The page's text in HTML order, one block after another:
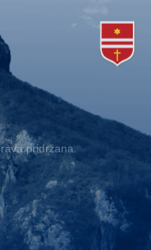
pridržana.